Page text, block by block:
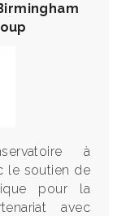
à
le soutien de
pour la
avec